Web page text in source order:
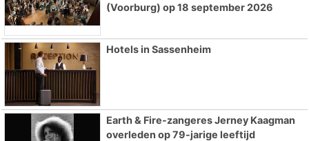
(Voorburg) op 18 september 2026
Hotels in Sassenheim
Earth & Fire-zangeres Jerney Kaagman
overleden op 79-jarige leeftijd